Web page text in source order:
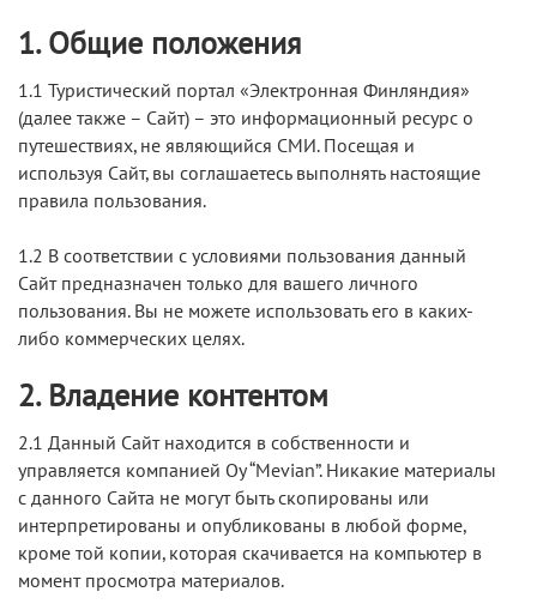
1. Общие положения
1.1 Туристический портал «Электронная Финляндия»
(далее также – Сайт) – это информационный ресурс о
путешествиях, не являющийся СМИ. Посещая и
используя Сайт, вы соглашаетесь выполнять настоящие
правила пользования.
1.2 В соответствии с условиями пользования данный
Сайт предназначен только для вашего личного
пользования. Вы не можете использовать его в каких-
либо коммерческих целях.
2. Владение контентом
2.1 Данный Cайт находится в собственности и
управляется компанией Oy “Mevian”. Никакие материалы
с данного Cайта не могут быть скопированы или
интерпретированы и опубликованы в любой форме,
кроме той копии, которая скачивается на компьютер в
момент просмотра материалов.